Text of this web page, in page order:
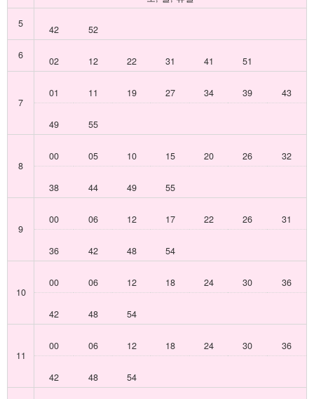
5
42
52
6
02 12 22 31 41 51
7
01 11 19 27 34 39 43
49 55
8
00 05 10 15 20 26 32
38 44 49 55
9
00 06 12 17 22 26 31
36 42 48 54
10
00 06 12 18 24 30 36
42 48 54
11
00 06 12 18 24 30 36
42 48 54